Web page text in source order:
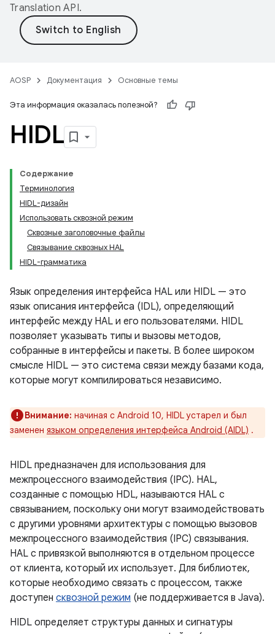
Translation API.
AOSP Документация Основные темы
Эта информация оказалась полезной?
HIDL
Содержание
Терминология
HIDL-дизайн
Использовать сквозной режим
Сквозные заголовочные файлы
Связывание сквозных HAL
HIDL-грамматика
Язык определения интерфейса HAL или HIDL — это
язык описания интерфейса (IDL), определяющий
интерфейс между HAL и его пользователями. HIDL
позволяет указывать типы и вызовы методов,
собранные в интерфейсы и пакеты. В более широком
смысле HIDL — это система связи между базами кода,
которые могут компилироваться независимо.
Внимание: начиная с Android 10, HIDL устарел и был
заменен языком определения интерфейса Android (AIDL) .
HIDL предназначен для использования для
межпроцессного взаимодействия (IPC). HAL,
созданные с помощью HDL, называются HAL с
связыванием, поскольку они могут взаимодействовать
с другими уровнями архитектуры с помощью вызовов
межпроцессного взаимодействия (IPC) связывания.
HAL с привязкой выполняются в отдельном процессе
от клиента, который их использует. Для библиотек,
которые необходимо связать с процессом, также
доступен сквозной режим (не поддерживается в Java).
HIDL определяет структуры данных и сигнатуры